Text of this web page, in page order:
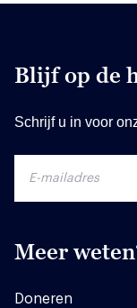
Blijf op de
Schrijf u in voor
Meer
Doneren